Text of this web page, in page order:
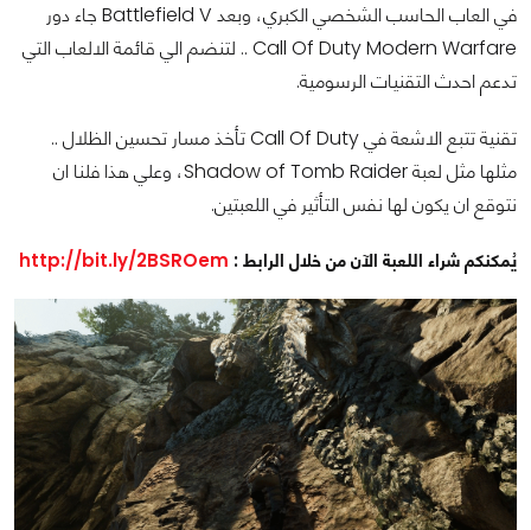
في العاب الحاسب الشخصي الكبري، وبعد Battlefield V جاء دور
Call Of Duty Modern Warfare .. لتنضم الي قائمة الالعاب التي
تدعم احدث التقنيات الرسومية.
تقنية تتبع الاشعة في Call Of Duty تأخذ مسار تحسين الظلال ..
مثلها مثل لعبة Shadow of Tomb Raider، وعلي هذا فلنا ان
نتوقع ان يكون لها نفس التأثير في اللعبتين.
يُمكنكم شراء اللعبة الآن من خلال الرابط : http://bit.ly/2BSROem